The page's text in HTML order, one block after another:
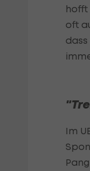
hofft
oft
Im